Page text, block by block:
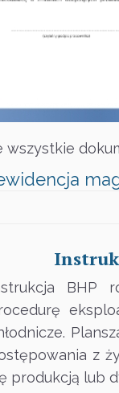
BHP
z
produkcją lub